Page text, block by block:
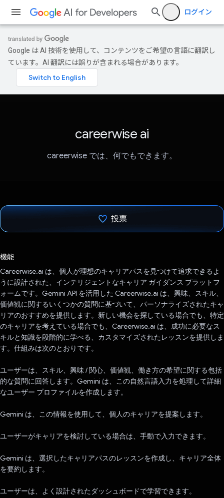
ログイン
Google は AI 技術を使用して、コンテンツをご希望の言語に翻訳し
ています。AI 翻訳には誤りが含まれる場合があります。
careerwise ai
careerwise では、何でもできます。
投票
機能
Careerwise.ai は、個人が理想のキャリアパスを見つけて追求できるよ
うに設計された、インテリジェントなキャリア ガイダンス プラットフ
ォームです。Gemini API を活用した Careerwise.ai は、興味、スキル、
価値観に関するいくつかの質問に基づいて、パーソナライズされたキャ
リアのおすすめを提供します。新しい機会を探している場合でも、特定
のキャリアを考えている場合でも、Careerwise.ai は、成功に必要なス
キルと知識を段階的に学べる、カスタマイズされたレッスンを提供しま
す。仕組みは次のとおりです。
ユーザーは、スキル、興味 / 関心、価値観、働き方の希望に関する包括
的な質問に回答します。Gemini は、この自然言語入力を処理して詳細
なユーザー プロファイルを作成します。
Gemini は、この情報を使用して、個人のキャリアを提案します。
ユーザーがキャリアを検討している場合は、手動で入力できます。
Gemini は、選択したキャリアパスのレッスンを作成し、キャリア全体
を要約します。
ユーザーは、よく設計されたダッシュボードで学習できます。